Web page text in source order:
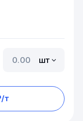
шт
т